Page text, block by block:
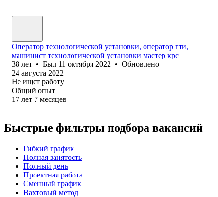
Оператор технологической установки, оператор гти,
машинист технологической установки мастер крс
38 лет • Был 11 октября 2022 • Обновлено
24 августа 2022
Не ищет работу
Общий опыт
17 лет 7 месяцев
Быстрые фильтры подбора вакансий
Гибкий график
Полная занятость
Полный день
Проектная работа
Сменный график
Вахтовый метод